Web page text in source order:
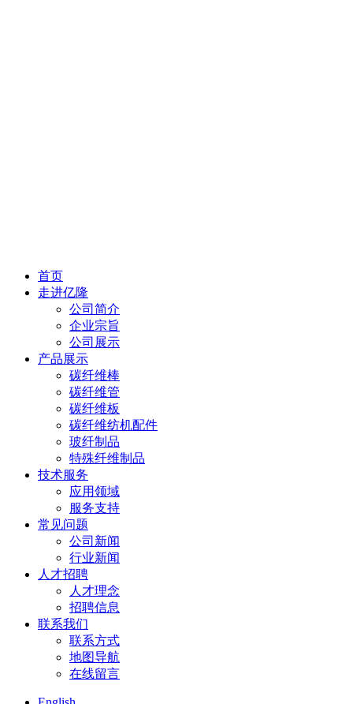
首页
走进亿隆
公司简介
企业宗旨
公司展示
产品展示
碳纤维棒
碳纤维管
碳纤维板
碳纤维纺机配件
玻纤制品
特殊纤维制品
技术服务
应用领域
服务支持
常见问题
公司新闻
行业新闻
人才招聘
人才理念
招聘信息
联系我们
联系方式
地图导航
在线留言